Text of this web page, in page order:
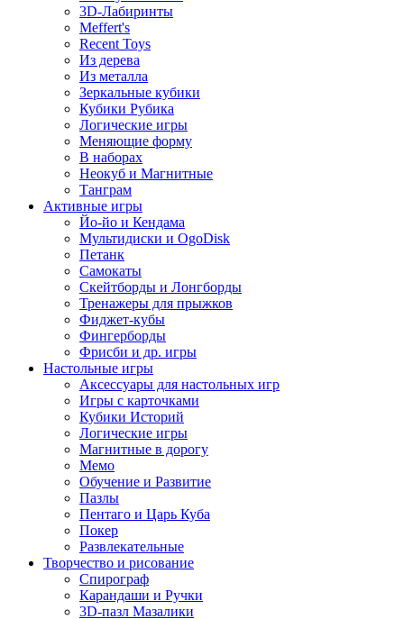
3D-Лабиринты
Meffert's
Recent Toys
Из дерева
Из металла
Зеркальные кубики
Кубики Рубика
Логические игры
Меняющие форму
В наборах
Неокуб и Магнитные
Танграм
Активные игры
Йо-йо и Кендама
Мультидиски и OgoDisk
Петанк
Самокаты
Скейтборды и Лонгборды
Тренажеры для прыжков
Фиджет-кубы
Фингерборды
Фрисби и др. игры
Настольные игры
Аксессуары для настольных игр
Игры с карточками
Кубики Историй
Логические игры
Магнитные в дорогу
Мемо
Обучение и Развитие
Пазлы
Пентаго и Царь Куба
Покер
Развлекательные
Творчество и рисование
Спирограф
Карандаши и Ручки
3D-пазл Мазалики